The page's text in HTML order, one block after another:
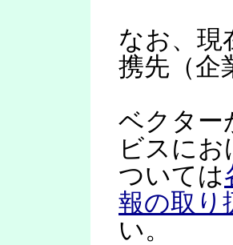
なお、現
携先（企
ベクター
ビスに
ついては
報の取り
い。